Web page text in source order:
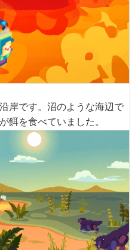
岸です。沼のような海辺で
が餌を食べていました。